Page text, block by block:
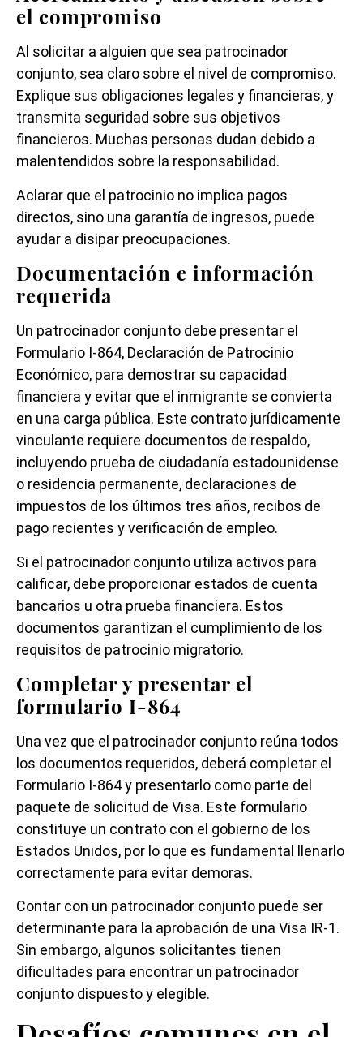
el compromiso
Al solicitar a alguien que sea patrocinador
conjunto, sea claro sobre el nivel de compromiso.
Explique sus obligaciones legales y financieras, y
transmita seguridad sobre sus objetivos
financieros. Muchas personas dudan debido a
malentendidos sobre la responsabilidad.
Aclarar que el patrocinio no implica pagos
directos, sino una garantía de ingresos, puede
ayudar a disipar preocupaciones.
Documentación e información
requerida
Un patrocinador conjunto debe presentar el
Formulario I-864, Declaración de Patrocinio
Económico, para demostrar su capacidad
financiera y evitar que el inmigrante se convierta
en una carga pública. Este contrato jurídicamente
vinculante requiere documentos de respaldo,
incluyendo prueba de ciudadanía estadounidense
o residencia permanente, declaraciones de
impuestos de los últimos tres años, recibos de
pago recientes y verificación de empleo.
Si el patrocinador conjunto utiliza activos para
calificar, debe proporcionar estados de cuenta
bancarios u otra prueba financiera. Estos
documentos garantizan el cumplimiento de los
requisitos de patrocinio migratorio.
Completar y presentar el
formulario I-864
Una vez que el patrocinador conjunto reúna todos
los documentos requeridos, deberá completar el
Formulario I-864 y presentarlo como parte del
paquete de solicitud de Visa. Este formulario
constituye un contrato con el gobierno de los
Estados Unidos, por lo que es fundamental llenarlo
correctamente para evitar demoras.
Contar con un patrocinador conjunto puede ser
determinante para la aprobación de una Visa IR-1.
Sin embargo, algunos solicitantes tienen
dificultades para encontrar un patrocinador
conjunto dispuesto y elegible.